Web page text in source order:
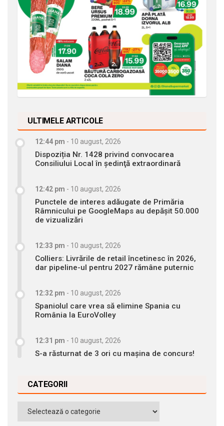
ULTIMELE ARTICOLE
12:44 pm - 10 august, 2026
Dispoziția Nr. 1428 privind convocarea
Consiliului Local în şedinţă extraordinară
12:42 pm - 10 august, 2026
Punctele de interes adăugate de Primăria
Râmnicului pe GoogleMaps au depășit 50.000
de vizualizări
12:33 pm - 10 august, 2026
Colliers: Livrările de retail încetinesc în 2026,
dar pipeline-ul pentru 2027 rămâne puternic
12:32 pm - 10 august, 2026
Spaniolul care vrea să elimine Spania cu
România la EuroVolley
12:31 pm - 10 august, 2026
S-a răsturnat de 3 ori cu mașina de concurs!
CATEGORII
Categorii